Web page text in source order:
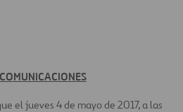
el jueves 4 de mayo de 2017, a las